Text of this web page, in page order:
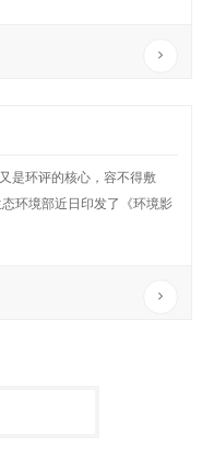
是环评的核心，容不得敷
环境部近日印发了《环境影